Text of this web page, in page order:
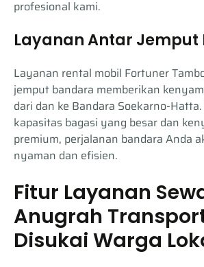
profesional kami.
Layanan Antar Jemput
Layanan rental mobil Fortuner
jemput bandara memberikan
dari dan ke Bandara Soekarno-
kapasitas bagasi yang besar dan
premium, perjalanan bandara Anda
nyaman dan efisien.
Fitur Layanan
Anugrah
Disukai Warga